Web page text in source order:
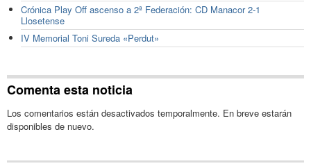
Crónica Play Off ascenso a 2ª Federación: CD Manacor 2-1
Llosetense
IV Memorial Toni Sureda «Perdut»
Comenta esta noticia
Los comentarios están desactivados temporalmente. En breve estarán
disponibles de nuevo.